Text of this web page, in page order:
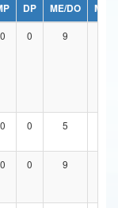
DP ME/DO
MP/
0 0 9
0 0 5
0 0 9